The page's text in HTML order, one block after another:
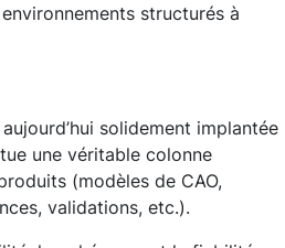
structurés à
solidement implantée
une véritable colonne
(modèles de CAO,
validations, etc.).